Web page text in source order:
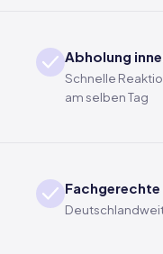
Abholung
Schnelle
am selben Tag